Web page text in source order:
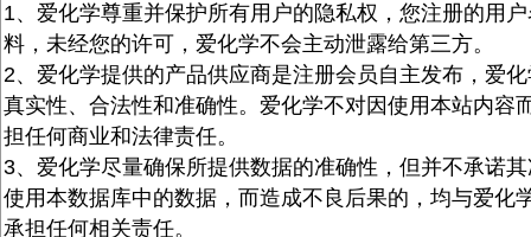
1、爱化学尊重并保护所有用户的隐私权，您注册的用
料，未经您的许可，爱化学不会主动泄露给第三方。
2、爱化学提供的产品供应商是注册会员自主发布，爱
真实性、合法性和准确性。爱化学不对因使用本站内容
担任何商业和法律责任。
3、爱化学尽量确保所提供数据的准确性，但并不承诺
使用本数据库中的数据，而造成不良后果的，均与爱化
承担任何相关责任。